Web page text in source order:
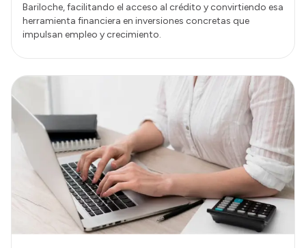
Bariloche, facilitando el acceso al crédito y convirtiendo esa
herramienta financiera en inversiones concretas que
impulsan empleo y crecimiento.